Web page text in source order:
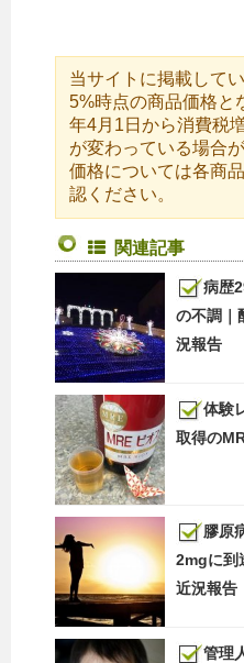
当サイトに掲載して
5%時点の商品価格と
年4月1日から消費税
が変わっている場合
価格については各商
認ください。
関連記事
病歴
の不調｜
況報告
体験
取得の
膠原
2mgに到
近況報告
管理